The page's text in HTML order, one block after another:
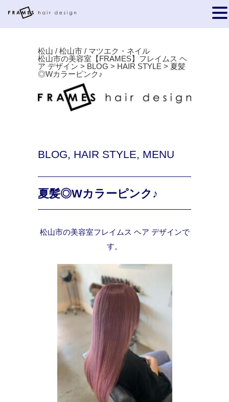
松山 / 松山市 / マツエク・ネイル
松山市の美容室【FRAMES】フレイムス ヘ
ア デザイン > BLOG > HAIR STYLE > 夏髪
◎Wカラーピンク♪
BLOG, HAIR STYLE, MENU
夏髪◎Wカラーピンク♪
松山市の美容室フレイムス ヘア デザインで
す。